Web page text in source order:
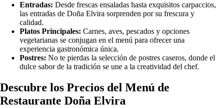
Entradas: Desde frescas ensaladas hasta exquisitos carpaccios,
las entradas de Doña Elvira sorprenden por su frescura y
calidad.
Platos Principales: Carnes, aves, pescados y opciones
vegetarianas se conjugan en el menú para ofrecer una
experiencia gastronómica única.
Postres: No te pierdas la selección de postres caseros, donde el
dulce sabor de la tradición se une a la creatividad del chef.
Descubre los Precios del Menú de
Restaurante Doña Elvira